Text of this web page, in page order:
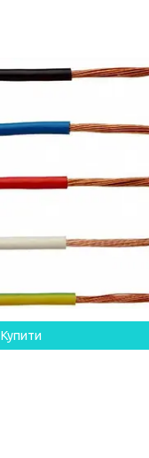
Купити